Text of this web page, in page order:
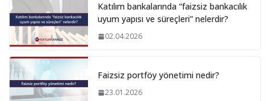
Katılım bankalarında “faizsiz bankacılık
uyum yapısı ve süreçleri” nelerdir?
02.04.2026
Faizsiz portföy yönetimi nedir?
23.01.2026